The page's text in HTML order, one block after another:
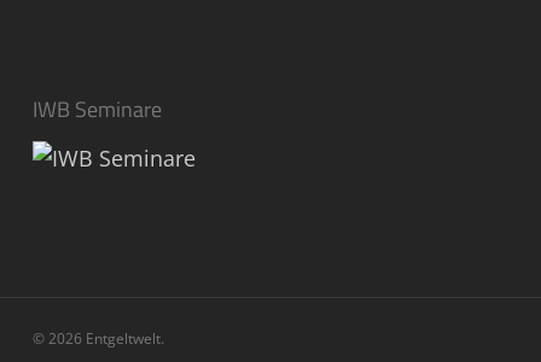
IWB Seminare
© 2026 Entgeltwelt.